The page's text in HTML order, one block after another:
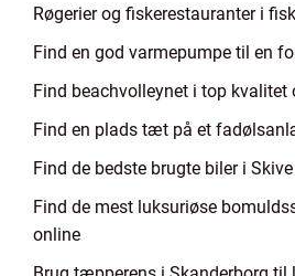
Røgerier og fiskerestauranter i
Find en god varmepumpe til en
Find beachvolleynet i top kvalitet
Find en plads tæt på et
Find de bedste brugte biler i Skive
Find de mest luksuriøse
online